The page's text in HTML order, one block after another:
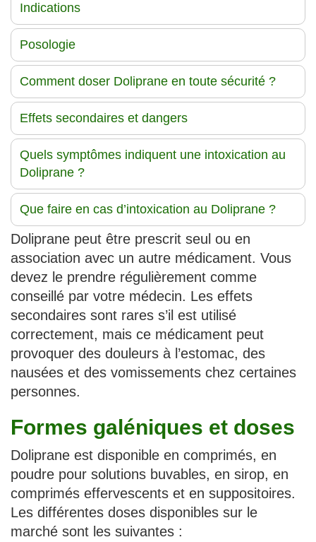
Indications
Posologie
Comment doser Doliprane en toute sécurité ?
Effets secondaires et dangers
Quels symptômes indiquent une intoxication au
Doliprane ?
Que faire en cas d’intoxication au Doliprane ?
Doliprane peut être prescrit seul ou en
association avec un autre médicament. Vous
devez le prendre régulièrement comme
conseillé par votre médecin. Les effets
secondaires sont rares s’il est utilisé
correctement, mais ce médicament peut
provoquer des douleurs à l’estomac, des
nausées et des vomissements chez certaines
personnes.
Formes galéniques et doses
Doliprane est disponible en comprimés, en
poudre pour solutions buvables, en sirop, en
comprimés effervescents et en suppositoires.
Les différentes doses disponibles sur le
marché sont les suivantes :